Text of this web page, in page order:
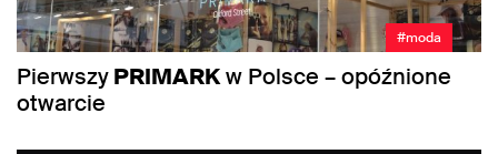
#moda
PierwszyPRIMARKw Polsce – opóźnione
otwarcie